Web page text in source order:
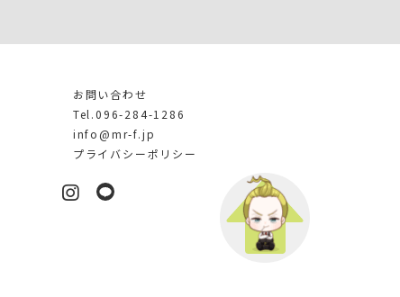
お問い合わせ
Tel.096-284-1286
info@mr-f.jp
プライバシーポリシー
Instagram
LINE